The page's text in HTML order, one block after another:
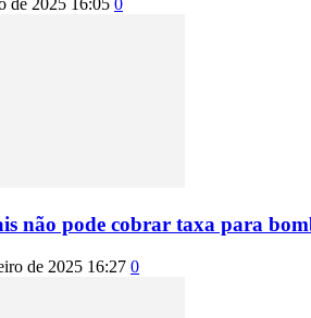
de 2025 16:05 0
não pode cobrar taxa para
de 2025 16:27 0